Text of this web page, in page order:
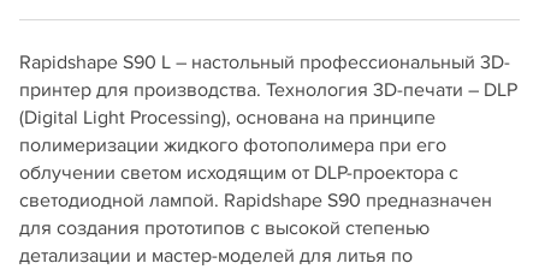
Rapidshape S90 L – настольный профессиональный 3D-
принтер для производства. Технология 3D-печати – DLP
(Digital Light Processing), основана на принципе
полимеризации жидкого фотополимера при его
облучении светом исходящим от DLP-проектора с
светодиодной лампой. Rapidshape S90 предназначен
для создания прототипов с высокой степенью
детализации и мастер-моделей для литья по